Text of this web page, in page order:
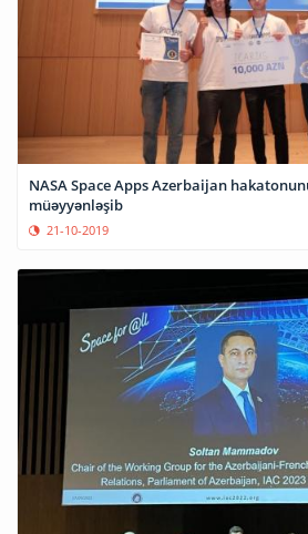
NASA Space Apps Azerbaijan
müəyyənləşib
21-10-2019